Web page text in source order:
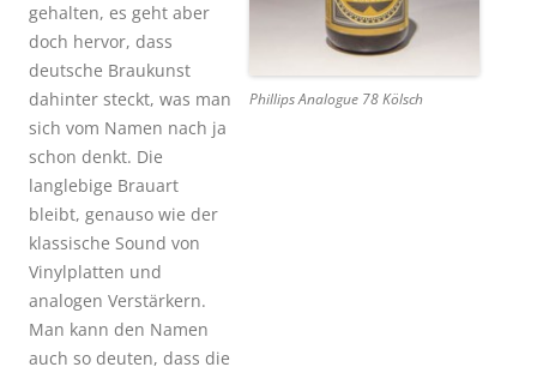
gehalten, es geht aber
doch hervor, dass
deutsche Braukunst
dahinter steckt, was man
sich vom Namen nach ja
schon denkt. Die
langlebige Brauart
bleibt, genauso wie der
klassische Sound von
Vinylplatten und
analogen Verstärkern.
Man kann den Namen
auch so deuten, dass die
Phillips Analogue 78 Kölsch